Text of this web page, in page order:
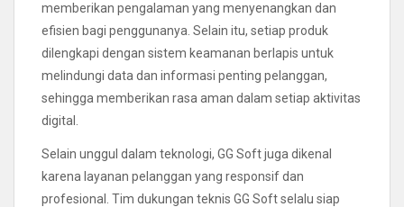
memberikan pengalaman yang menyenangkan dan
efisien bagi penggunanya. Selain itu, setiap produk
dilengkapi dengan sistem keamanan berlapis untuk
melindungi data dan informasi penting pelanggan,
sehingga memberikan rasa aman dalam setiap aktivitas
digital.
Selain unggul dalam teknologi, GG Soft juga dikenal
karena layanan pelanggan yang responsif dan
profesional. Tim dukungan teknis GG Soft selalu siap